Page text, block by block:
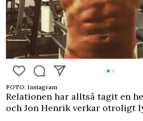
FOTO: Instagram
Relationen har alltså tagit en
och Jon Henrik verkar otroligt